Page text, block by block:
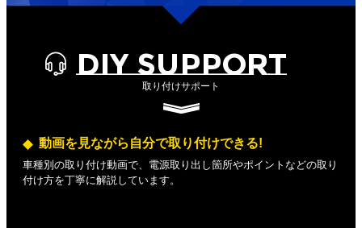
DIY SUPPORT
取り付けサポート
動画を見ながら自分で取り付けできる!
車種別の取り付け動画で、電源取り出し箇所やポイントなどの取り
付け方を丁寧に解説しています。